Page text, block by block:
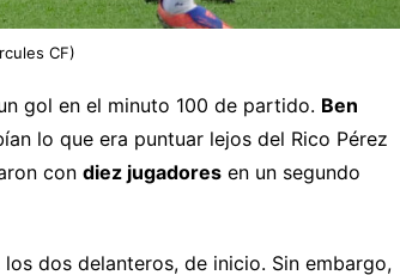
CF)
gol en el minuto 100 de partido. Ben
lo que era puntuar lejos del Rico Pérez
con diez jugadores en un segundo
los dos delanteros, de inicio. Sin embargo,